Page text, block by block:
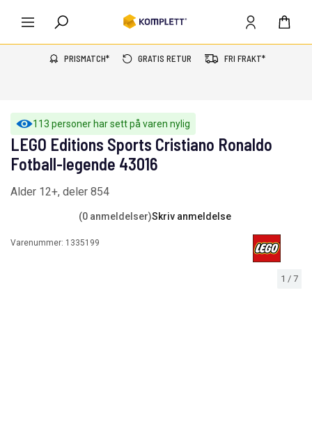
PRISMATCH* GRATIS RETUR FRI FRAKT*
113 personer har sett på varen nylig
1 / 7
LEGO Editions Sports Cristiano Ronaldo
Fotball-legende 43016
Alder 12+, deler 854
(0 anmeldelser)Skriv anmeldelse
Varenummer: 1335199